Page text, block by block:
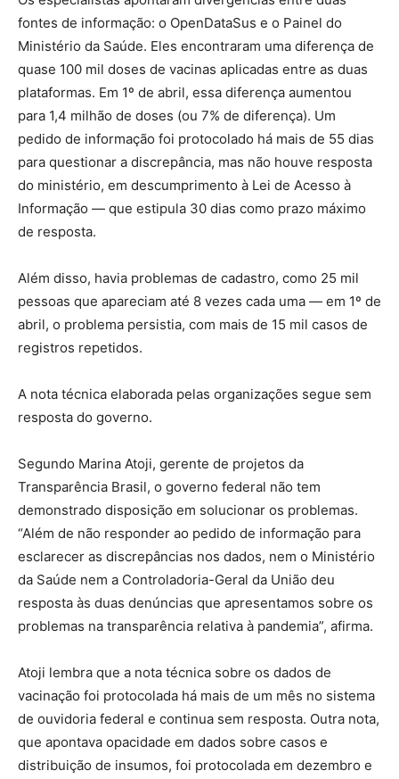
fontes de informação: o OpenDataSus e o Painel do
Ministério da Saúde. Eles encontraram uma diferença de
quase 100 mil doses de vacinas aplicadas entre as duas
plataformas. Em 1º de abril, essa diferença aumentou
para 1,4 milhão de doses (ou 7% de diferença). Um
pedido de informação foi protocolado há mais de 55 dias
para questionar a discrepância, mas não houve resposta
do ministério, em descumprimento à Lei de Acesso à
Informação — que estipula 30 dias como prazo máximo
de resposta.
Além disso, havia problemas de cadastro, como 25 mil
pessoas que apareciam até 8 vezes cada uma — em 1º de
abril, o problema persistia, com mais de 15 mil casos de
registros repetidos.
A nota técnica elaborada pelas organizações segue sem
resposta do governo.
Segundo Marina Atoji, gerente de projetos da
Transparência Brasil, o governo federal não tem
demonstrado disposição em solucionar os problemas.
“Além de não responder ao pedido de informação para
esclarecer as discrepâncias nos dados, nem o Ministério
da Saúde nem a Controladoria-Geral da União deu
resposta às duas denúncias que apresentamos sobre os
problemas na transparência relativa à pandemia”, afirma.
Atoji lembra que a nota técnica sobre os dados de
vacinação foi protocolada há mais de um mês no sistema
de ouvidoria federal e continua sem resposta. Outra nota,
que apontava opacidade em dados sobre casos e
distribuição de insumos, foi protocolada em dezembro e